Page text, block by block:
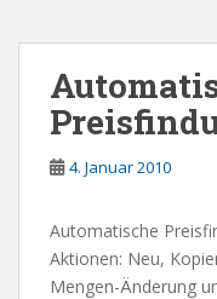
4. Januar 2010
Automatische
Aktionen: Neu,
Mengen-Änderung